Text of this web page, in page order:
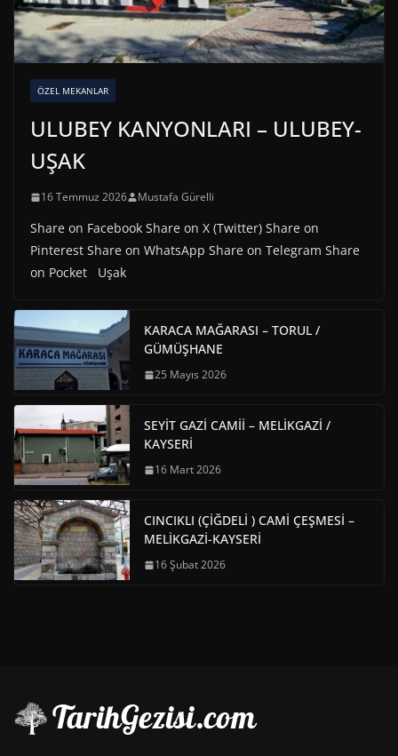
ÖZEL MEKANLAR
ULUBEY KANYONLARI – ULUBEY-
UŞAK
16 Temmuz 2026 Mustafa Gürelli
Share on Facebook Share on X (Twitter) Share on
Pinterest Share on WhatsApp Share on Telegram Share
on Pocket Uşak
KARACA MAĞARASI – TORUL /
GÜMÜŞHANE
25 Mayıs 2026
SEYİT GAZİ CAMİİ – MELİKGAZİ /
KAYSERİ
16 Mart 2026
CINCIKLI (ÇİĞDELİ ) CAMİ ÇEŞMESİ –
MELİKGAZİ-KAYSERİ
16 Şubat 2026